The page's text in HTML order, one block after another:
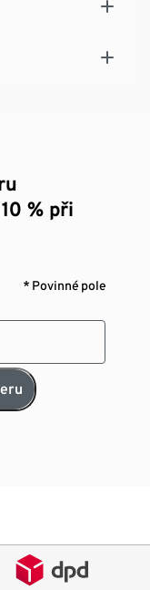
% při
* Povinné pole